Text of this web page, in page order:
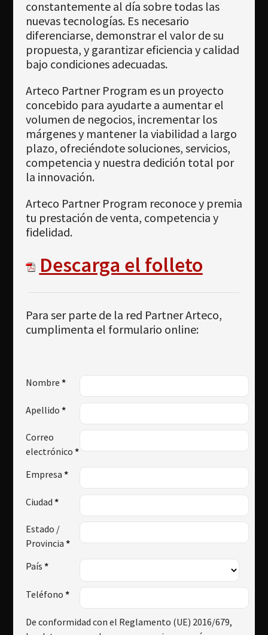
constantemente al día sobre todas las
nuevas tecnologías. Es necesario
diferenciarse, demonstrar el valor de su
propuesta, y garantizar eficiencia y calidad
bajo condiciones adecuadas.
Arteco Partner Program es un proyecto
concebido para ayudarte a aumentar el
volumen de negocios, incrementar los
márgenes y mantener la viabilidad a largo
plazo, ofreciéndote soluciones, servicios,
competencia y nuestra dedición total por
la innovación.
Arteco Partner Program reconoce y premia
tu prestación de venta, competencia y
fidelidad.
Descarga el folleto
Para ser parte de la red Partner Arteco,
cumplimenta el formulario online:
Nombre *
Apellido *
Correo
electrónico *
Empresa *
Ciudad *
Estado /
Provincia *
País *
Teléfono *
De conformidad con el Reglamento (UE) 2016/679,